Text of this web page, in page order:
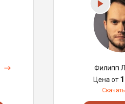
Филипп
Цена от